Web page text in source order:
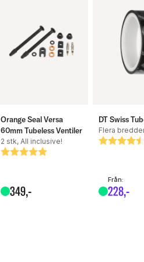
Orange Seal Versa
60mm Tubeless Ventiler
2 stk, All inclusive!
Betyg:
5.0 utav 5 stjärnor
349,-
DT Swiss
Flera
Betyg:
4.7 utav
228,-
Från: